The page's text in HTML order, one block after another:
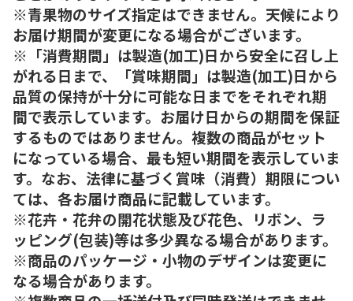
※青果物のサイズ指定はできません。天候により
お届け期間が変更になる場合がございます。
※「消費期間」は製造(加工)日から安全に召し上
がれる日まで、「賞味期間」は製造(加工)日から
品質の保持が十分に可能な日までをそれぞれ期
間で表示しています。お届け日からの期間を保証
するものではありません。複数の商品がセット
になっている場合、最も短い期間を表示していま
す。なお、法律に基づく賞味（消費）期限につい
ては、各お届け商品に記載しています。
※花卉・花弁の開花状態及び花色、リボン、ラ
ッピング(包装)等は多少異なる場合があります。
※商品のパッケージ・小物のデザインは変更に
なる場合があります。